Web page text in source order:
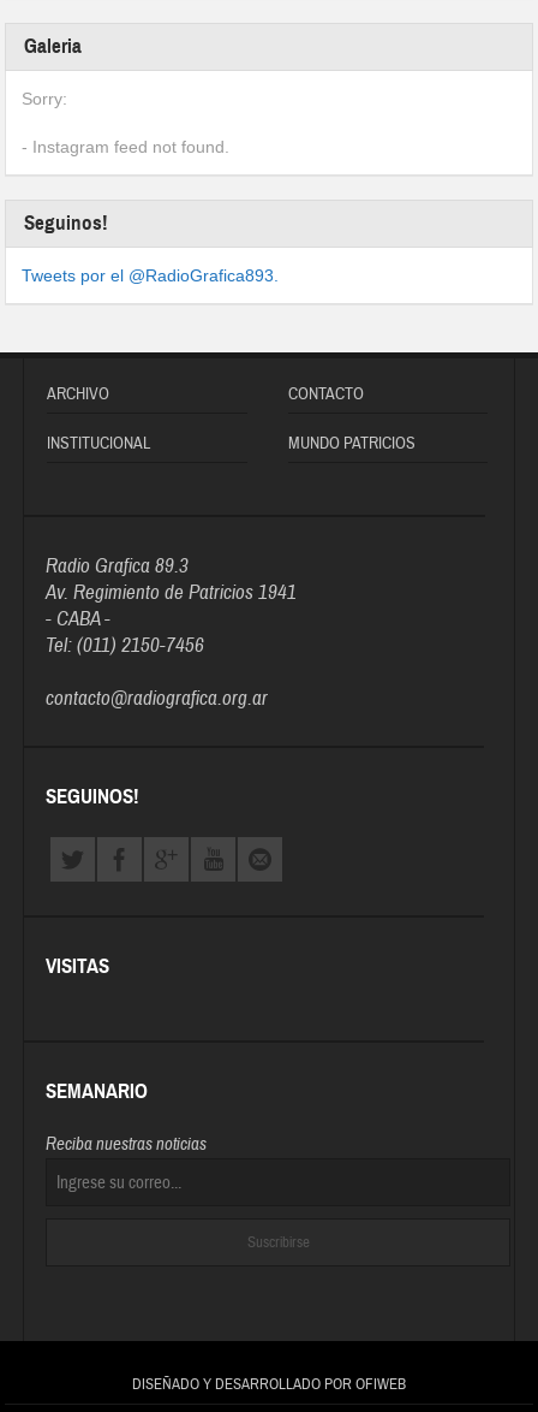
Galeria
Sorry:
- Instagram feed not found.
Seguinos!
Tweets por el @RadioGrafica893.
ARCHIVO CONTACTO
INSTITUCIONAL MUNDO PATRICIOS
Radio Grafica 89.3
Av. Regimiento de Patricios 1941
- CABA -
Tel: (011) 2150-7456
contacto@radiografica.org.ar
SEGUINOS!
VISITAS
SEMANARIO
Reciba nuestras noticias
DISEÑADO Y DESARROLLADO POR OFIWEB